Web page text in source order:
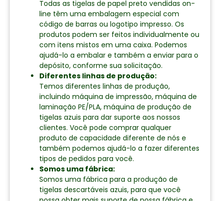
Todas as tigelas de papel preto vendidas on-
line têm uma embalagem especial com
código de barras ou logotipo impresso. Os
produtos podem ser feitos individualmente ou
com itens mistos em uma caixa. Podemos
ajudá-lo a embalar e também a enviar para o
depósito, conforme sua solicitação.
Diferentes linhas de produção:
Temos diferentes linhas de produção,
incluindo máquina de impressão, máquina de
laminação PE/PLA, máquina de produção de
tigelas azuis para dar suporte aos nossos
clientes. Você pode comprar qualquer
produto de capacidade diferente de nós e
também podemos ajudá-lo a fazer diferentes
tipos de pedidos para você.
Somos uma fábrica:
Somos uma fábrica para a produção de
tigelas descartáveis azuis, para que você